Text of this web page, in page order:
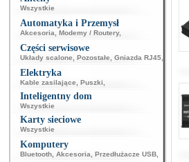
Wszystkie
Automatyka i Przemysł
Akcesoria Modemy / Routery,
Części serwisowe
Układy scalone Pozostałe Gniazda RJ45
Elektryka
Kable zasilające Puszki
Inteligentny dom
Wszystkie
Karty sieciowe
Wszystkie
Komputery
Bluetooth Akcesoria Przedłużacze USB